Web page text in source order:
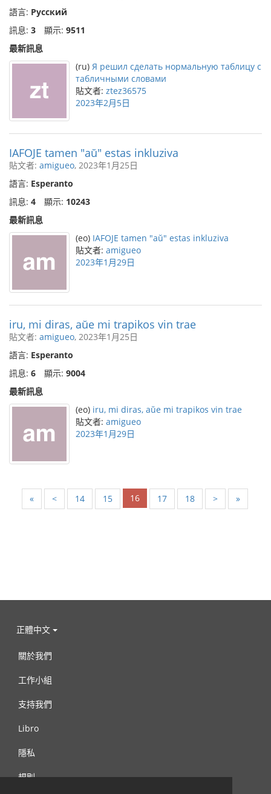
語言: Русский
訊息: 3 顯示: 9511
最新訊息
(ru) Я решил сделать нормальную таблицу с
табличными словами
貼文者: ztez36575
2023年2月5日
IAFOJE tamen "aŭ" estas inkluziva
貼文者: amigueo, 2023年1月25日
語言: Esperanto
訊息: 4 顯示: 10243
最新訊息
(eo) IAFOJE tamen "aŭ" estas inkluziva
貼文者: amigueo
2023年1月29日
iru, mi diras, aŭe mi trapikos vin trae
貼文者: amigueo, 2023年1月25日
語言: Esperanto
訊息: 6 顯示: 9004
最新訊息
(eo) iru, mi diras, aŭe mi trapikos vin trae
貼文者: amigueo
2023年1月29日
« < 14 15 16 17 18 > »
正體中文
關於我們
工作小組
支持我們
Libro
隱私
規則